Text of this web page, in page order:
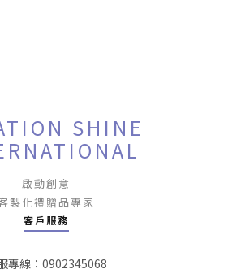
SHINE
啟動創意
製化禮贈品專家
客戶服務
專線：0902345068